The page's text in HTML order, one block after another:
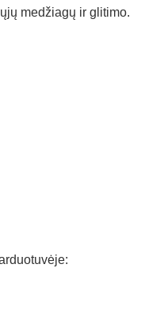
medžiagų ir glitimo.